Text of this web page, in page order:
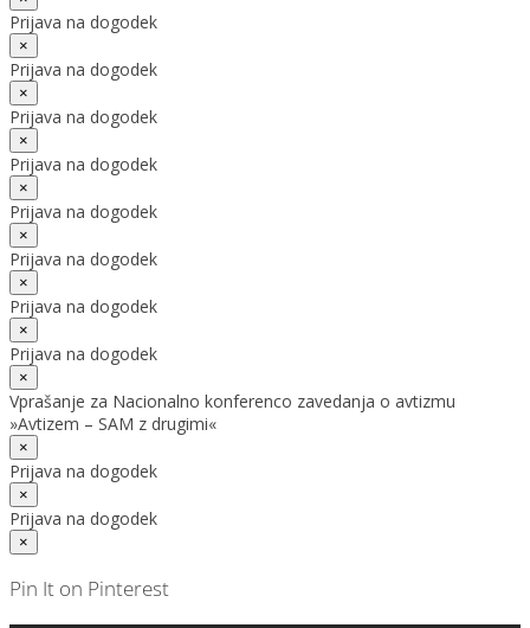
Prijava na dogodek
×
Prijava na dogodek
×
Prijava na dogodek
×
Prijava na dogodek
×
Prijava na dogodek
×
Prijava na dogodek
×
Prijava na dogodek
×
Prijava na dogodek
×
Vprašanje za Nacionalno konferenco zavedanja o avtizmu
»Avtizem – SAM z drugimi«
×
Prijava na dogodek
×
Prijava na dogodek
×
Pin It on Pinterest